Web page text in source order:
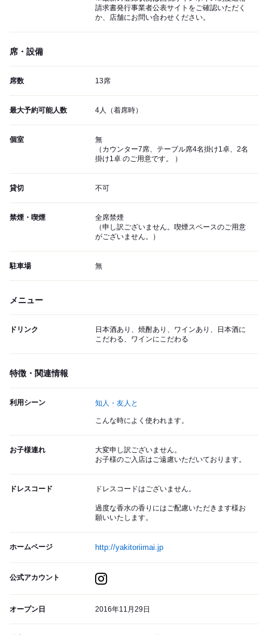
請求書発行事業者公表サイトをご確認いただく
か、店舗にお問い合わせください。
席・設備
席数 13席
最大予約可能人数 4人（着席時）
個室
無
（カウンター7席、テーブル席4名掛け1卓、2名
掛け1卓 のご用意です。 ）
貸切 不可
禁煙・喫煙
全席禁煙
（申し訳ございません。喫煙スペースのご用意
がございません。）
駐車場 無
メニュー
ドリンク
日本酒あり、焼酎あり、ワインあり、日本酒に
こだわる、ワインにこだわる
特徴・関連情報
利用シーン 知人・友人と
こんな時によく使われます。
お子様連れ
大変申し訳ございません。
お子様のご入店はご遠慮いただいております。
ドレスコード ドレスコードはございません。
過度な香水の香りにはご配慮いただきます様お
願いいたします。
ホームページ http://yakitoriimai.jp
公式アカウント
オープン日 2016年11月29日